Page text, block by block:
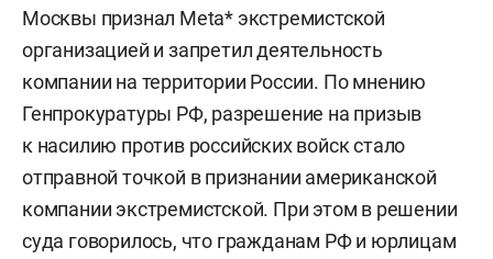
Москвы признал Meta* экстремистской
организацией и запретил деятельность
компании на территории России. По мнению
Генпрокуратуры РФ, разрешение на призыв
к насилию против российских войск стало
отправной точкой в признании американской
компании экстремистской. При этом в решении
суда говорилось, что гражданам РФ и юрлицам